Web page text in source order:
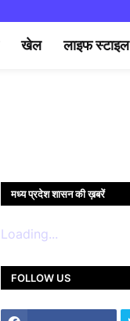
खेल लाइफ स्टाइल
मध्य प्रदेश शासन की ख़बरें
Loading...
FOLLOW US